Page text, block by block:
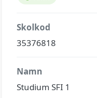
Skolkod
35376818
Namn
Studium SFI 1